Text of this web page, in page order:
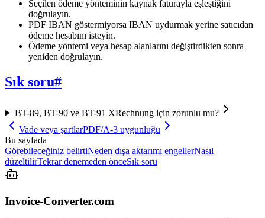
Seçilen ödeme yönteminin kaynak faturayla eşleştiğini
doğrulayın.
PDF IBAN göstermiyorsa IBAN uydurmak yerine satıcıdan
ödeme hesabını isteyin.
Ödeme yöntemi veya hesap alanlarını değiştirdikten sonra
yeniden doğrulayın.
Sık soru#
BT-89, BT-90 ve BT-91 XRechnung için zorunlu mu?
Vade veya şartlarPDF/A-3 uygunluğu
Bu sayfada
Görebileceğiniz belirtiNeden dışa aktarımı engellerNasıl
düzeltilirTekrar denemeden önceSık soru
Invoice-Converter.com